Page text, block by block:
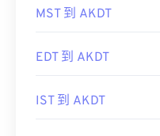
MST 到 AKDT
EDT 到 AKDT
IST 到 AKDT